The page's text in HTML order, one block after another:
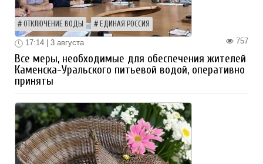
ОТКЛЮЧЕНИЕ ВОДЫ ЕДИНАЯ РОССИЯ
757
17:14 | 3 августа
Все меры, необходимые для обеспечения жителей
Каменска-Уральского питьевой водой, оперативно
приняты